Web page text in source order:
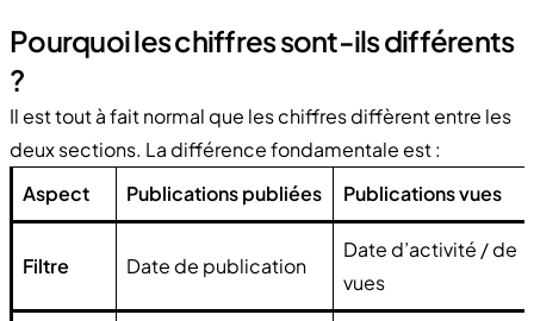
Pourquoi les chiffres sont-ils différents
?
Il est tout à fait normal que les chiffres diffèrent entre les
deux sections. La différence fondamentale est :
Aspect
Publications publiées Publications vues
Filtre Date de publication
Date d’activité / de
vues